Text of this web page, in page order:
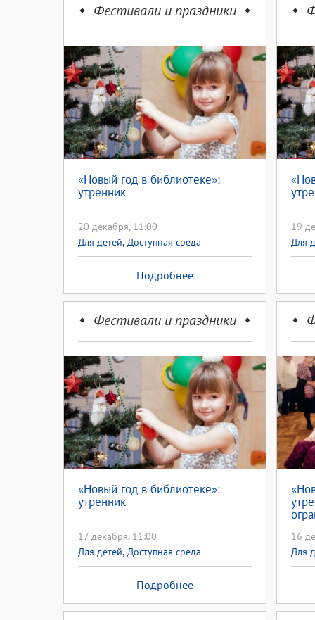
Фестивали и праздники
«Новый год в библиотеке»:
утренник
20 декабря, 11:00
Для детей, Доступная среда
Подробнее
19
Для
Фестивали и праздники
«Новый год в библиотеке»:
утренник
17 декабря, 11:00
Для детей, Доступная среда
Подробнее
16
Для